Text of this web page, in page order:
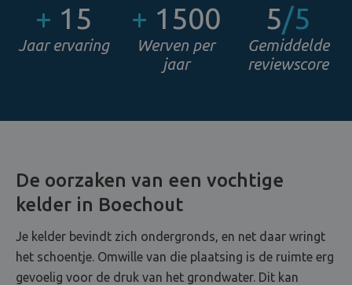
+ 15
Jaar ervaring
+ 1500
Werven per
jaar
5/5
Gemiddelde
reviewscore
De oorzaken van een vochtige
kelder in Boechout
Je kelder bevindt zich ondergronds, en net daar wringt
het schoentje. Omwille van die plaatsing is de ruimte erg
gevoelig voor de druk van het grondwater. Dit kan